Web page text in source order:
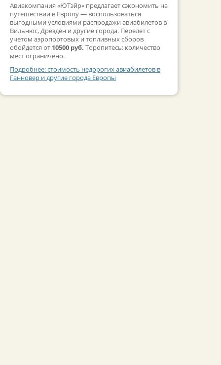
Авиакомпания «ЮТэйр» предлагает сэкономить на
путешествии в Европу — воспользоваться
выгодными условиями распродажи авиабилетов в
Вильнюс, Дрезден и другие города. Перелет с
учетом аэропортовых и топливных сборов
обойдется от 10500 руб. Торопитесь: количество
мест ограничено.
Подробнее: стоимость недорогих авиабилетов в
Ганновер и другие города Европы